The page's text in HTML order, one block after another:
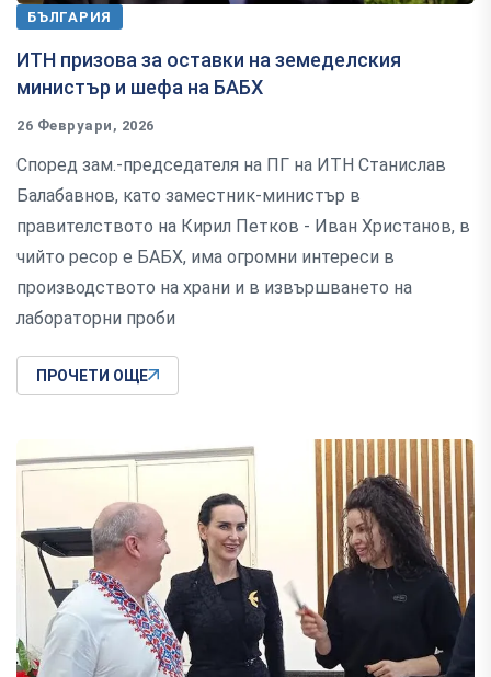
БЪЛГАРИЯ
ИТН призова за оставки на земеделския
министър и шефа на БАБХ
26 Февруари, 2026
Според зам.-председателя на ПГ на ИТН Станислав
Балабавнов, като заместник-министър в
правителството на Кирил Петков - Иван Христанов, в
чийто ресор е БАБХ, има огромни интереси в
производството на храни и в извършването на
лабораторни проби
ПРОЧЕТИ ОЩЕ